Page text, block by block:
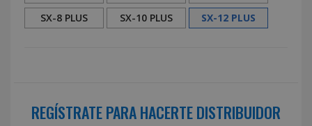
SX-8 PLUS
SX-10 PLUS SX-12 PLUS
REGÍSTRATE PARA HACERTE DISTRIBUIDOR